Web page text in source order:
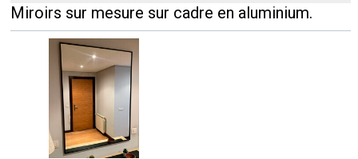
Miroirs sur mesure sur cadre en aluminium.